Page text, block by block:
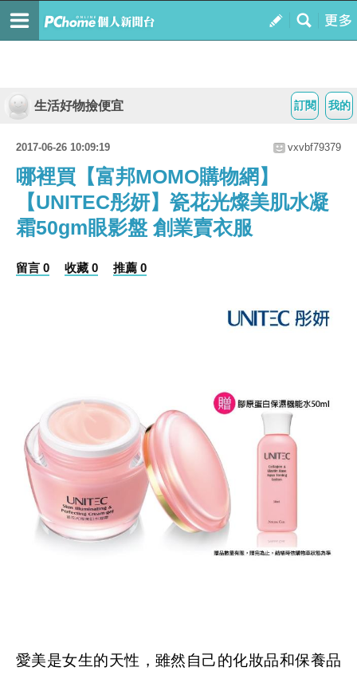
我的
訂閱
生活好物撿便宜
2017-06-26 10:09:19 vxvbf79379
哪裡買【富邦MOMO購物網】
【UNITEC彤妍】瓷花光燦美肌水凝
霜50gm眼影盤 創業賣衣服
留言 0 收藏 0 推薦 0
愛美是女生的天性，雖然自己的化妝品和保養品